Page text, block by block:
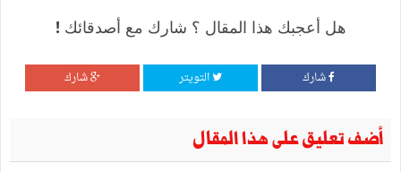
هل أعجبك هذا المقال ؟ شارك مع أصدقائك !
شارك التويتر شارك
أضف تعليق على هذا المقال